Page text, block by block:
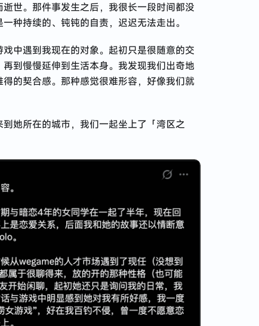
世。那件事发生之后，我很长一段时间都没
种持续的、钝钝的自责，迟迟无法走出。
中遇到我现在的对象。起初只是很随意的交
到慢慢延伸到生活本身。我发现我们出奇地
的契合感。那种感觉很难形容，好像我们就
她所在的城市，我们一起坐上了「湾区之